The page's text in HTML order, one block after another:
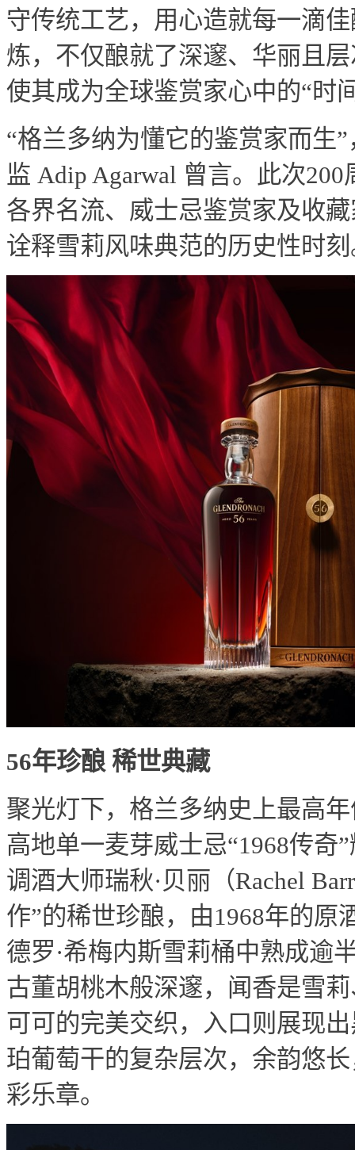
守传统工艺，用心造就每一滴
炼，不仅酿就了深邃、华丽且
使其成为全球鉴赏家心中的“时
“格兰多纳为懂它的鉴赏家而生
监 Adip Agarwal 曾言。此次
各界名流、威士忌鉴赏家及收
诠释雪莉风味典范的历史性时
56年珍酿 稀世典藏
聚光灯下，格兰多纳史上最高
高地单一麦芽威士忌“1968传奇
调酒大师瑞秋·贝丽（Rachel
作”的稀世珍酿，由1968年的原
德罗·希梅内斯雪莉桶中熟成逾
古董胡桃木般深邃，闻香是雪
可可的完美交织，入口则展现
珀葡萄干的复杂层次，余韵悠
彩乐章。